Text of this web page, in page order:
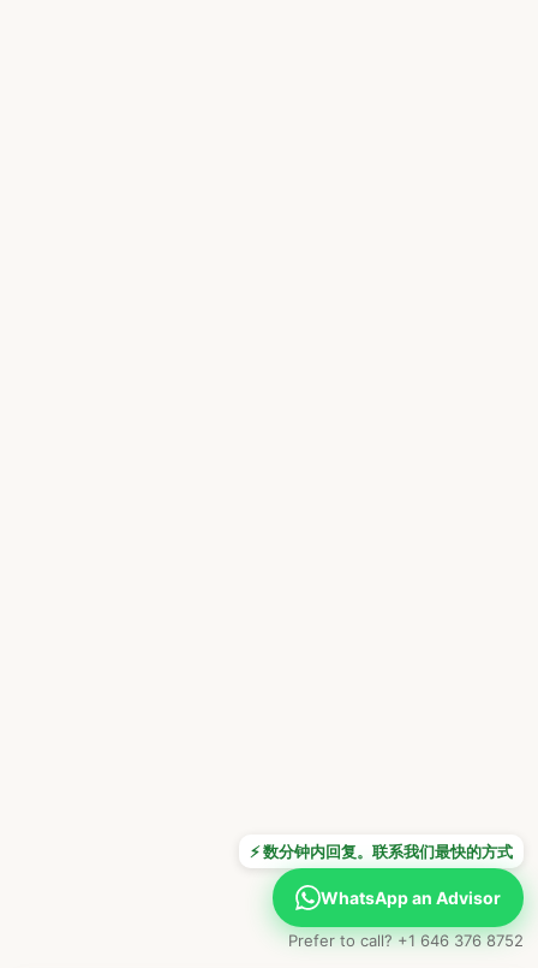
⚡ 数分钟内回复。联系我们最快的方式
WhatsApp an Advisor
Prefer to call? +1 646 376 8752